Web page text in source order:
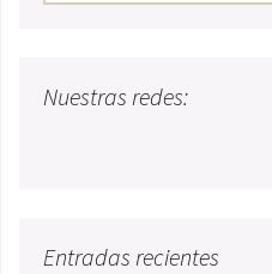
Nuestras redes:
Entradas recientes